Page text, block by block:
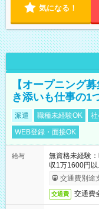
気になる！
【オープニング
き添いも仕事の1
派遣 職種未経験OK
WEB登録・面接OK
給与
無資格未経験
収1万1600円以
交通費別途
交通費 交通費